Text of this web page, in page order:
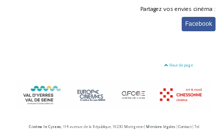
Partagez vos envies cinéma :
Facebook
Haut de page
Cinéma le Cyrano, 114 avenue de la République, 91230 Montgeron | Mentions légales Contact | Tel